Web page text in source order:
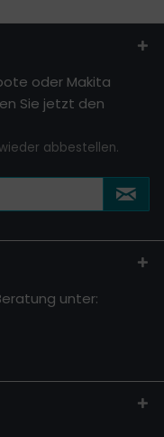
oder Makita
Sie jetzt den
abbestellen.
unter: